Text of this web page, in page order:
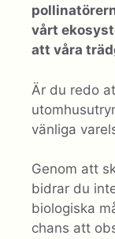
vårt
att våra
Är du redo
vänliga
Genom att
bidrar du
biologiska
chans att